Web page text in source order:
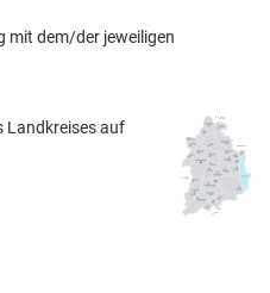
mit dem/der jeweiligen
Landkreises auf